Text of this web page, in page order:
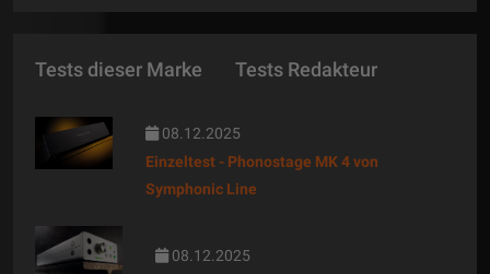
Tests dieser Marke Tests Redakteur
08.12.2025
Einzeltest - Phonostage MK 4 von
Symphonic Line
08.12.2025